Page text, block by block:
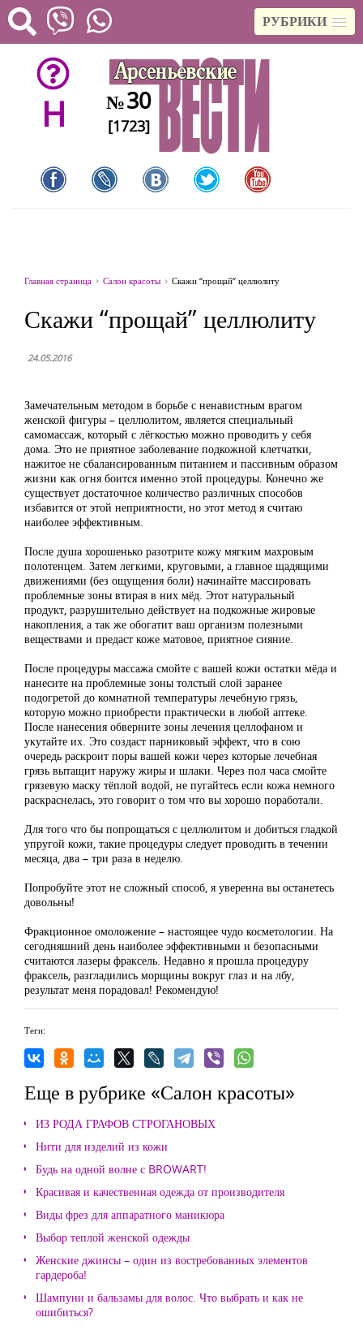
РУБРИКИ
H №30
[1723]
Главная страница Салон красоты Скажи “прощай” целлюлиту
Скажи “прощай” целлюлиту
24.05.2016
Замечательным методом в борьбе с ненавистным врагом
женской фигуры – целлюлитом, является специальный
самомассаж, который с лёгкостью можно проводить у себя
дома. Это не приятное заболевание подкожной клетчатки,
нажитое не сбалансированным питанием и пассивным образом
жизни как огня боится именно этой процедуры. Конечно же
существует достаточное количество различных способов
избавится от этой неприятности, но этот метод я считаю
наиболее эффективным.
После душа хорошенько разотрите кожу мягким махровым
полотенцем. Затем легкими, круговыми, а главное щадящими
движениями (без ощущения боли) начинайте массировать
проблемные зоны втирая в них мёд. Этот натуральный
продукт, разрушительно действует на подкожные жировые
накопления, а так же обогатит ваш организм полезными
веществами и предаст коже матовое, приятное сияние.
После процедуры массажа смойте с вашей кожи остатки мёда и
нанесите на проблемные зоны толстый слой заранее
подогретой до комнатной температуры лечебную грязь,
которую можно приобрести практически в любой аптеке.
После нанесения обверните зоны лечения целлофаном и
укутайте их. Это создаст парниковый эффект, что в сою
очередь раскроит поры вашей кожи через которые лечебная
грязь вытащит наружу жиры и шлаки. Через пол часа смойте
грязевую маску тёплой водой, не пугайтесь если кожа немного
раскраснелась, это говорит о том что вы хорошо поработали.
Для того что бы попрощаться с целлюлитом и добиться гладкой
упругой кожи, такие процедуры следует проводить в течении
месяца, два – три раза в неделю.
Попробуйте этот не сложный способ, я уверенна вы останетесь
довольны!
Фракционное омоложение – настоящее чудо косметологии. На
сегодняшний день наиболее эффективными и безопасными
считаются лазеры фраксель. Недавно я прошла процедуру
фраксель, разгладились морщины вокруг глаз и на лбу,
результат меня порадовал! Рекомендую!
Теги:
Еще в рубрике «Салон красоты»
ИЗ РОДА ГРАФОВ СТРОГАНОВЫХ
Нити для изделий из кожи
Будь на одной волне с BROWART!
Красивая и качественная одежда от производителя
Виды фрез для аппаратного маникюра
Выбор теплой женской одежды
Женские джинсы – один из востребованных элементов
гардероба!
Шампуни и бальзамы для волос. Что выбрать и как не
ошибиться?